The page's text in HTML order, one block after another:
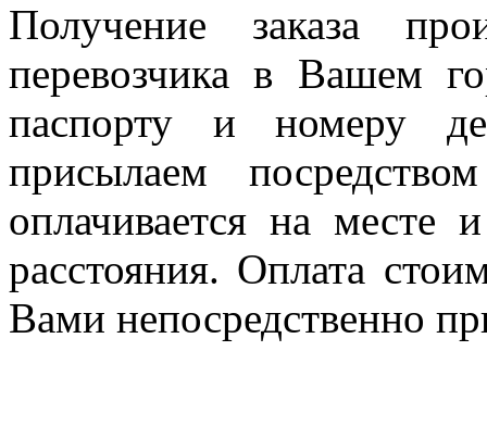
Получение заказа
перевозчика в Вашем
паспорту и номеру
присылаем
оплачивается на месте
расстояния. Оплата
Вами непосредственно